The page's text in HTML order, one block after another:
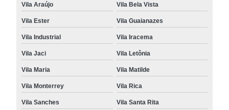
Vila Araújo Vila Bela Vista
Vila Ester Vila Guaianazes
Vila Industrial Vila Iracema
Vila Jaci Vila Letônia
Vila Maria Vila Matilde
Vila Monterrey Vila Rica
Vila Sanches Vila Santa Rita